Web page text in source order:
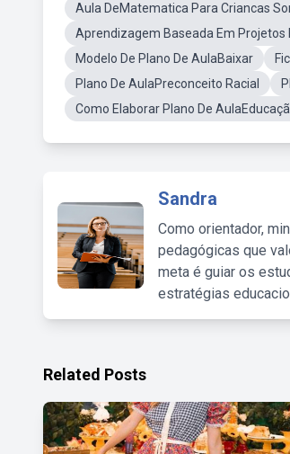
Aula DeMatematica Para Criancas
Aprendizagem Baseada Em Projetos
Modelo De Plano De AulaBaixar
Plano De AulaPreconceito Racial
Como Elaborar Plano De
Sandra
Como orientador,
pedagógicas que
meta é guiar os
estratégias
Related Posts